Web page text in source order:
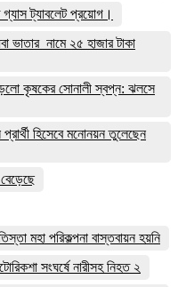
গ্যাস ট্যাবলেট প্রয়োগ।
ভাতার নামে ২৫ হাজার টাকা
কৃষকের সোনালী স্বপ্ন: ঝলসে
প্রার্থী হিসেবে মনোনয়ন তুলেছেন
মহা পরিকল্পনা বাস্তবায়ন হয়নি
সংঘর্ষে নারীসহ নিহত ২